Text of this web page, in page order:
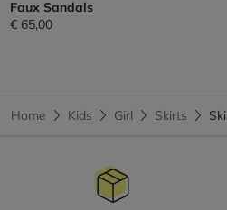
Faux Sandals
€ 65,00
Home Kids Girl Skirts